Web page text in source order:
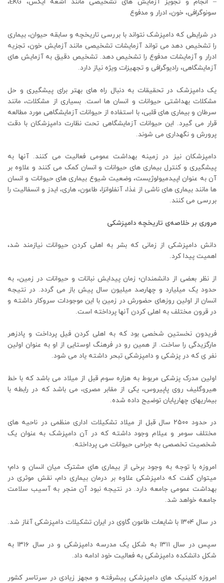
سونوگرافی، خون، ادرار و مدفوع
در شرایطی که دامپزشک نتواند با بررسی تاریخچه و سابقه حیوان، بیماری
را تشخیص دهد می تواند آزمایشات تشخیصی مانند آزمایش خون، تجزیه
ادرار و آزمایشات مدفوع را تشخیص دهد. تشخیص دقیق به آزمایش های
آزمایشگاهی، رادیوگرافی و تجهیزات ویژه نیاز دارد.
یک دامپزشک در تحقیقات به دنبال راه های بهتر برای پیشگیری و حل
مشکلات بهداشتی حیوانات و انسان ها است. بسیاری از مشکلات، مانند
سرطان و بیماری های قلبی، با استفاده از حیوانات آزمایشگاهی مورد مطالعه
قرار می گیرد. این حیوانات آزمایشگاهی تحت نظارت دامپزشکان با دقت
پرورش و نگهداری می شوند.
دامپزشکان نیز در زمینه بهداشت عمومی فعالیت می کنند. آنها به
پیشگیری و کنترل بیماری های حیوانات و انسان کمک می کنند و علاوه بر
آن به عنوان اپیدمیولوژیست، وضعیت شیوع بیماری های حیوانات و انسان
ها مانند بیماری های ناشی از غذا، آنفلوانزا، طاعون، هاری، ایدز و انسفالیت را
بررسی می کنند.
مروری بر خلاصه‌ی تاریخچه دامپزشکی
دانش دامپزشکی از زمانی که بشر به اهلی کردن حیوانات نیازمند شد،
اهمیت پیدا کرد.
از نظر بعضی از دانشمندان؛ زمان پیدایش نباتات و حیوانات در زمین، به
حدود یک میلیارد و چهارصد میلیون سال پیش باز می گردد. در نتیجه
انسان از اولین روزهای حضورش در زمین با این موجودات سروکار داشته و
در قرون مختلف به اهلی کردن آنها پرداخته است.
فریدون نخستین شخصی بود که به اهلی کردن فیل پرداخت و پادزهر
مارگزیدگی را ساخت. از همین رو در فرهنگ اوستایی از او به عنوان اولین
نفر ی که در پزشکی و دامپزشکی تبحر داشته یاد می شود.
اولین مدرک پزشکی مربوط به هزاره سوم قبل از میلاد می باشد که با خط
هیروگلیف روی پاپیروس، یکی از مقابر مصری، می باشد که در رابطه با
بیماریهای چهارپایان توضیح داده شده.
در حدود ۲۵۰۰ سال قبل از میلاد تشکیلات اداری منظمی در ناحیه های
مختلف سومر و عیلام وجود داشته که در آن دامپزشک به عنوان یک
شخصیت تخصصی به جراحی حیوانات می پرداخته.
امروزه با توجه به وجود برخی از بیماری های مشترک میان انسان و دام؛
میتوان گفت که دامپزشکی علاوه بر درمان بیماری دام، نقش موثری در
بهداشت عمومی جامعه دارد. در نتیجه نبود آن منجر به آسیب سلامت
جامعه خواهد شد.
در سال ۱۳۰۴ با شایعات طاعون گاوی در ایران تشکیلات دامپزشکی آغاز شد.
سپس در سال ۱۳۱۱ به شکل یک مدرسه دامپزشکی و در سال ۱۳۱۶ به
شکل دانشکده دامپزشکی به فعالیت خود ادامه داد.
امروزه کلینیک های دامپزشکی پیشرفته و مجهز زیادی در سرتاسر کشور